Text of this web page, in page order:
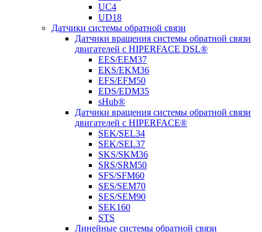
UC4
UD18
Датчики системы обратной связи
Датчики вращения системы обратной связи
двигателей с HIPERFACE DSL®
EES/EEM37
EKS/EKM36
EFS/EFM50
EDS/EDM35
sHub®
Датчики вращения системы обратной связи
двигателей с HIPERFACE®
SEK/SEL34
SEK/SEL37
SKS/SKM36
SRS/SRM50
SFS/SFM60
SES/SEM70
SES/SEM90
SEK160
STS
Линейные системы обратной связи